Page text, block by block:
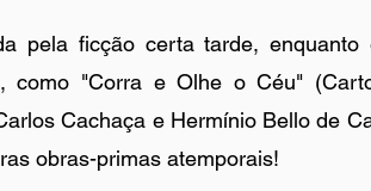
pela ficção certa tarde, enquanto
como "Corra e Olhe o Céu"
Cachaça e Hermínio Bello de
obras-primas atemporais!